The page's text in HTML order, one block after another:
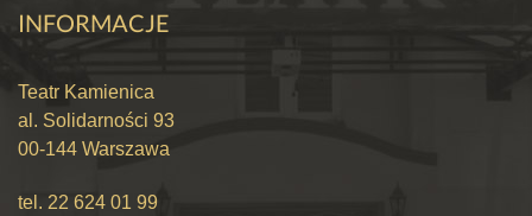
INFORMACJE
Teatr Kamienica
al. Solidarności 93
00-144 Warszawa
tel. 22 624 01 99